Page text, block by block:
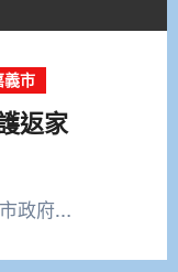
義市
返家
市政府…